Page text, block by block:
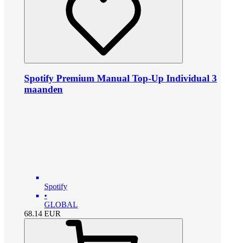
Spotify Premium Manual Top-Up Individual 3
maanden
Spotify
•
GLOBAL
68.14 EUR